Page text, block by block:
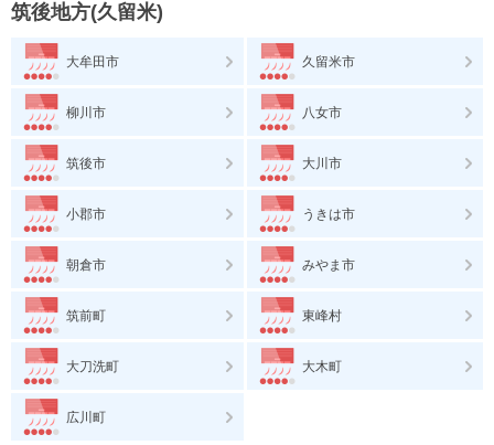
筑後地方(久留米)
大牟田市 久留米市
柳川市 八女市
筑後市 大川市
小郡市 うきは市
朝倉市 みやま市
筑前町 東峰村
大刀洗町 大木町
広川町